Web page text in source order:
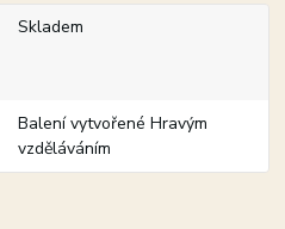
Skladem
Balení vytvořené Hravým
vzděláváním